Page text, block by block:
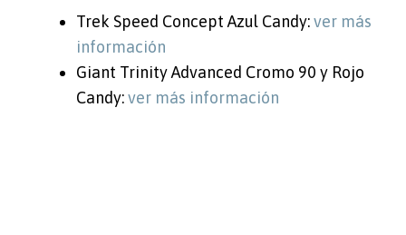
Trek Speed Concept Azul Candy:ver más
información
Giant Trinity Advanced Cromo 90 y Rojo
Candy:ver más información